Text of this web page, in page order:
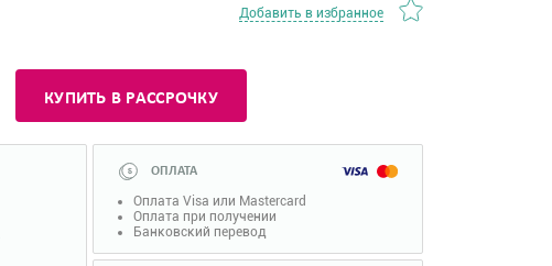
Добавить в избранное
КУПИТЬ В РАССРОЧКУ
ОПЛАТА
Оплата Visa или Mastercard
Оплата при получении
Банковский перевод